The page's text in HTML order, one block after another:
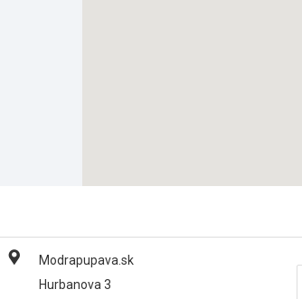
Modrapupava.sk
Hurbanova 3